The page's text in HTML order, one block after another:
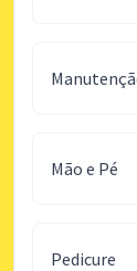
Mão e Pé
Pedicure